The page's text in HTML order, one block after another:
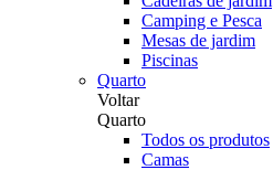
Camping e Pesca
Mesas de jardim
Piscinas
Quarto
Voltar
Quarto
Todos os produtos
Camas